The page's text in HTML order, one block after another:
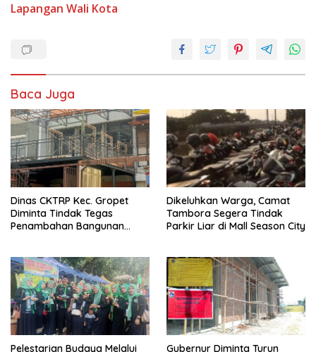
Lapangan Wali Kota
Baca Juga
Dinas CKTRP Kec. Gropet
Diminta Tindak Tegas
Penambahan Bangunan
Dikeluhkan Warga, Camat
Tambora Segera Tindak
Parkir Liar di Mall Season City
Pelestarian Budaya Melalui Gubernur Diminta Turun